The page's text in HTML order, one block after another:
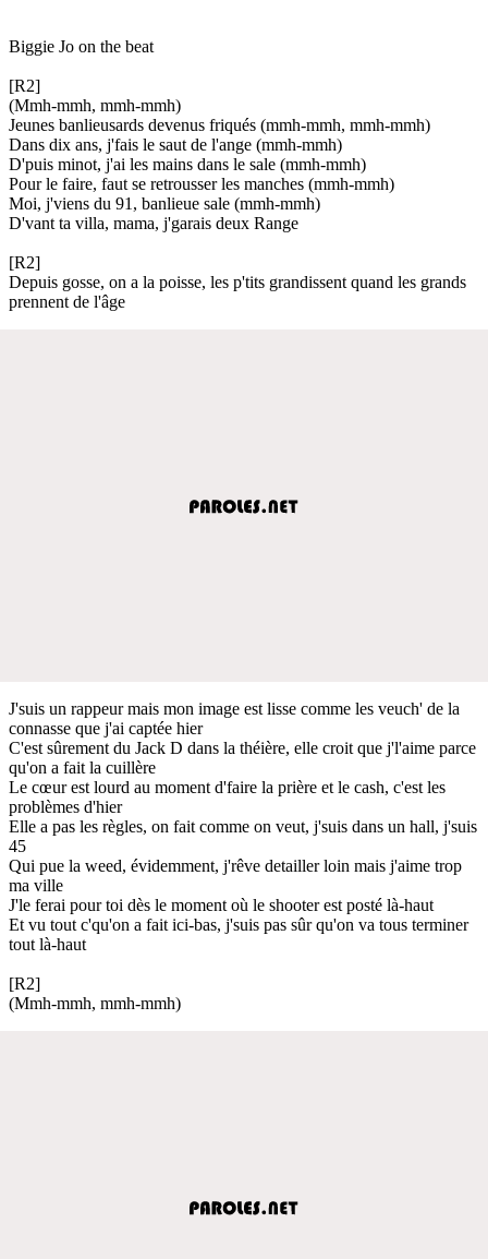
Biggie Jo on the beat
[R2]
(Mmh-mmh, mmh-mmh)
Jeunes banlieusards devenus friqués (mmh-mmh, mmh-mmh)
Dans dix ans, j'fais le saut de l'ange (mmh-mmh)
D'puis minot, j'ai les mains dans le sale (mmh-mmh)
Pour le faire, faut se retrousser les manches (mmh-mmh)
Moi, j'viens du 91, banlieue sale (mmh-mmh)
D'vant ta villa, mama, j'garais deux Range
[R2]
Depuis gosse, on a la poisse, les p'tits grandissent quand les grands
prennent de l'âge
J'suis un rappeur mais mon image est lisse comme les veuch' de la
connasse que j'ai captée hier
C'est sûrement du Jack D dans la théière, elle croit que j'l'aime parce
qu'on a fait la cuillère
Le cœur est lourd au moment d'faire la prière et le cash, c'est les
problèmes d'hier
Elle a pas les règles, on fait comme on veut, j'suis dans un hall, j'suis
45
Qui pue la weed, évidemment, j'rêve detailler loin mais j'aime trop
ma ville
J'le ferai pour toi dès le moment où le shooter est posté là-haut
Et vu tout c'qu'on a fait ici-bas, j'suis pas sûr qu'on va tous terminer
tout là-haut
[R2]
(Mmh-mmh, mmh-mmh)